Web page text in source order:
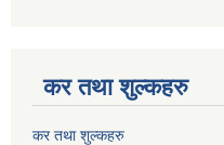
कर तथा शुल्कहरु
कर तथा शुल्कहरु